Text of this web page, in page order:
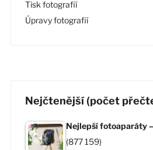
Tisk fotografií
Úpravy fotografií
Nejčtenější (počet
Nejlepší fotoaparáty
(877 159)